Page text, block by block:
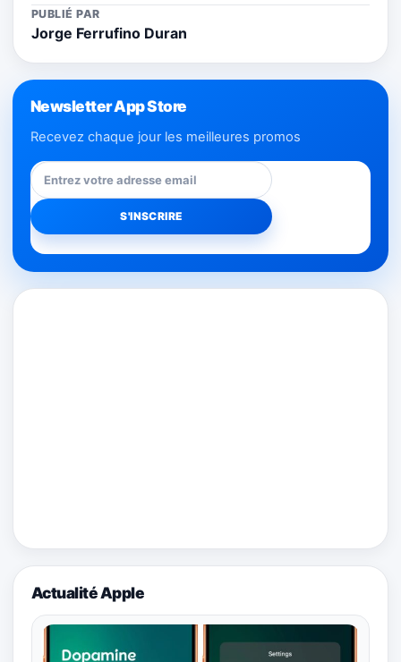
PUBLIÉ PAR
Jorge Ferrufino Duran
Newsletter App Store
Recevez chaque jour les meilleures promos
Actualité Apple